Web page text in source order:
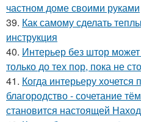
частном доме своими руками
39. Как самому сделать
инструкция
40. Интерьер без штор
только до тех пор, пока не
41. Когда интерьеру хочется
благородство - сочетание
становится настоящей